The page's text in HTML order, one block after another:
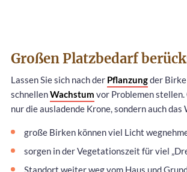
Großen Platzbedarf
Lassen Sie sich nach der Pflanzungder
schnellenWachstum vor Problemen
nur die ausladende Krone, sondern auch das
große Birken können viel Licht
sorgen in der Vegetationszeit für viel
Standort weiter weg vom Haus und